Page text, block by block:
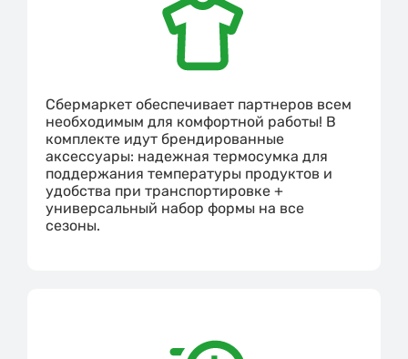
Сбермаркет обеспечивает партнеров всем
необходимым для комфортной работы! В
комплекте идут брендированные
аксессуары: надежная термосумка для
поддержания температуры продуктов и
удобства при транспортировке +
универсальный набор формы на все
сезоны.